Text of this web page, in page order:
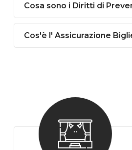
Cosa sono i Diritti di
Cos'è l' Assicurazione